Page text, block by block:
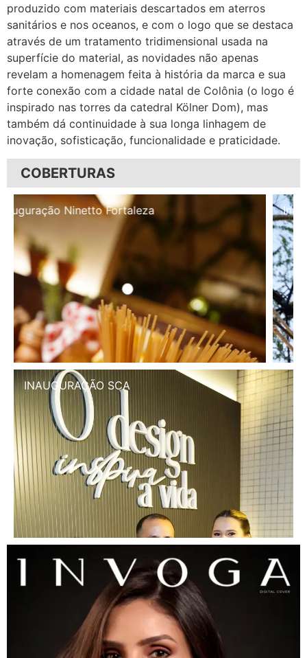
produzido com materiais descartados em aterros
sanitários e nos oceanos, e com o logo que se destaca
através de um tratamento tridimensional usada na
superfície do material, as novidades não apenas
revelam a homenagem feita à história da marca e sua
forte conexão com a cidade natal de Colônia (o logo é
inspirado nas torres da catedral Kölner Dom), mas
também dá continuidade à sua longa linhagem de
inovação, sofisticação, funcionalidade e praticidade.
COBERTURAS
Inauguração Illa Café
INAUGURAÇÃO SCA